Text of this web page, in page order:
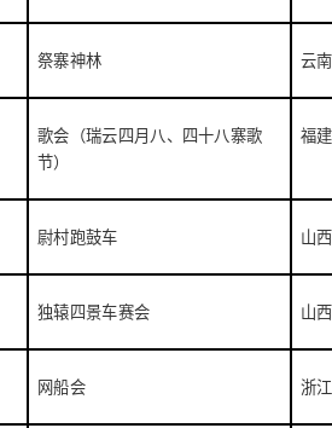
祭寨神林 云
歌会（瑞云四月八、四十八寨歌
节）
福
尉村跑鼓车 山
独辕四景车赛会 山
网船会 浙